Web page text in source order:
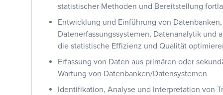
statistischer Methoden und Bereitstellung
Entwicklung und Einführung von Datenbanken,
Datenerfassungssystemen, Datenanalytik und
die statistische Effizienz und Qualität
Erfassung von Daten aus primären oder
Wartung von Datenbanken/Datensystemen
Identifikation, Analyse und Interpretation von